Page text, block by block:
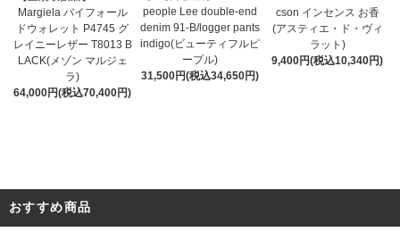
Margiela バイフォール
ドウォレット P4745 グ
レイニーレザー T8013 B
LACK(メゾン マルジェ
ラ)
64,000円(税込70,400円)
people Lee double-end
denim 91-B/logger pants
indigo(ビューティフルピ
ープル)
31,500円(税込34,650円)
cson インセンス お香
(アスティエ・ド・ヴィ
ラット)
9,400円(税込10,340円)
おすすめ商品